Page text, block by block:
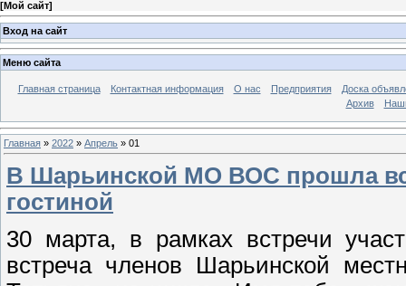
[Мой сайт]
Вход на сайт
Меню сайта
Главная страница Контактная информация О нас Предприятия
Доска
Архив
Главная » 2022 » Апрель » 01
В Шарьинской МО ВОС прошла
гостиной
30 марта, в рамках встречи
встреча членов Шарьинской